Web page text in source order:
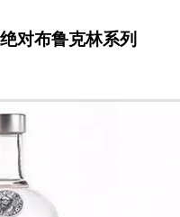
对布鲁克林系列